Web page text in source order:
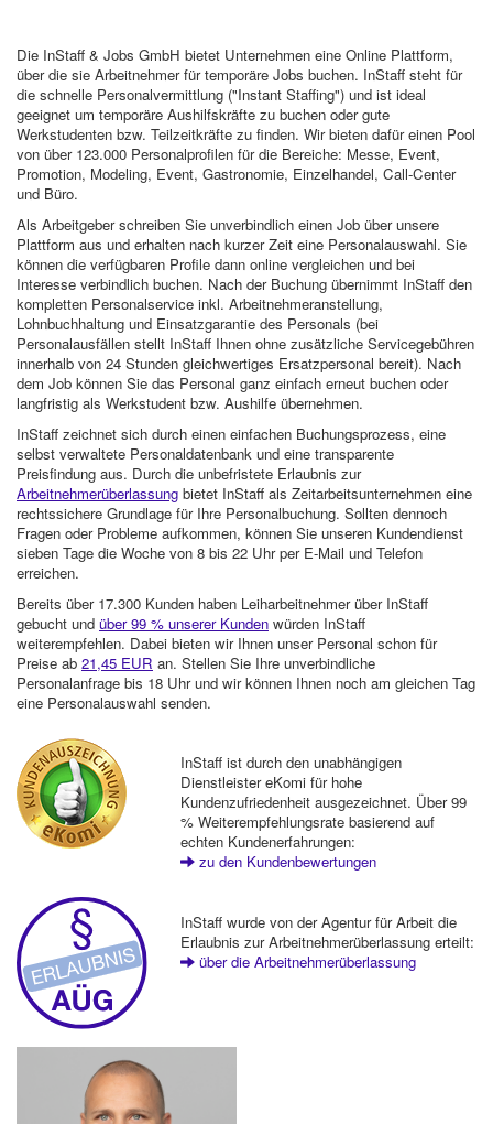
Die InStaff & Jobs GmbH bietet Unternehmen eine Online Plattform,
über die sie Arbeitnehmer für temporäre Jobs buchen. InStaff steht für
die schnelle Personalvermittlung ("Instant Staffing") und ist ideal
geeignet um temporäre Aushilfskräfte zu buchen oder gute
Werkstudenten bzw. Teilzeitkräfte zu finden. Wir bieten dafür einen Pool
von über 123.000 Personalprofilen für die Bereiche: Messe, Event,
Promotion, Modeling, Event, Gastronomie, Einzelhandel, Call-Center
und Büro.
Als Arbeitgeber schreiben Sie unverbindlich einen Job über unsere
Plattform aus und erhalten nach kurzer Zeit eine Personalauswahl. Sie
können die verfügbaren Profile dann online vergleichen und bei
Interesse verbindlich buchen. Nach der Buchung übernimmt InStaff den
kompletten Personalservice inkl. Arbeitnehmeranstellung,
Lohnbuchhaltung und Einsatzgarantie des Personals (bei
Personalausfällen stellt InStaff Ihnen ohne zusätzliche Servicegebühren
innerhalb von 24 Stunden gleichwertiges Ersatzpersonal bereit). Nach
dem Job können Sie das Personal ganz einfach erneut buchen oder
langfristig als Werkstudent bzw. Aushilfe übernehmen.
InStaff zeichnet sich durch einen einfachen Buchungsprozess, eine
selbst verwaltete Personaldatenbank und eine transparente
Preisfindung aus. Durch die unbefristete Erlaubnis zur
Arbeitnehmerüberlassung bietet InStaff als Zeitarbeitsunternehmen eine
rechtssichere Grundlage für Ihre Personalbuchung. Sollten dennoch
Fragen oder Probleme aufkommen, können Sie unseren Kundendienst
sieben Tage die Woche von 8 bis 22 Uhr per E-Mail und Telefon
erreichen.
Bereits über 17.300 Kunden haben Leiharbeitnehmer über InStaff
gebucht und über 99 % unserer Kunden würden InStaff
weiterempfehlen. Dabei bieten wir Ihnen unser Personal schon für
Preise ab 21,45 EUR an. Stellen Sie Ihre unverbindliche
Personalanfrage bis 18 Uhr und wir können Ihnen noch am gleichen Tag
eine Personalauswahl senden.
InStaff ist durch den unabhängigen
Dienstleister eKomi für hohe
Kundenzufriedenheit ausgezeichnet. Über 99
% Weiterempfehlungsrate basierend auf
echten Kundenerfahrungen:
zu den Kundenbewertungen
InStaff wurde von der Agentur für Arbeit die
Erlaubnis zur Arbeitnehmerüberlassung erteilt:
über die Arbeitnehmerüberlassung